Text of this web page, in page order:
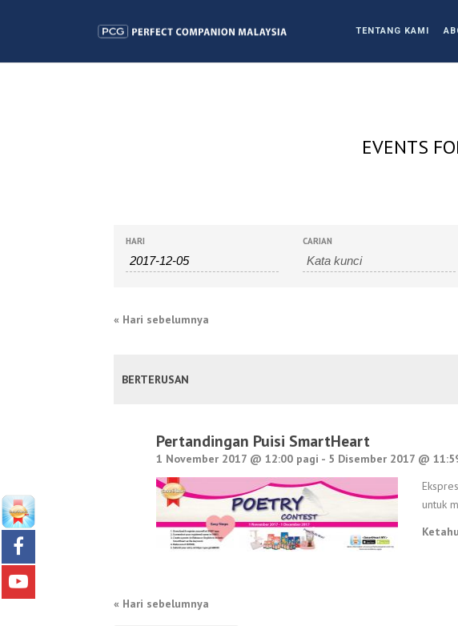
TENTANG KAMI
EVENTS
NAVIGASI
CARIAN
DAN
CARIAN
ACARA
HARI CARIAN
« Hari sebelumnya
BERTERUSAN
Pertandingan Puisi SmartHeart
1 November 2017 @ 12:00 pagi - 5 Disember 2017 @
untuk
« Hari sebelumnya